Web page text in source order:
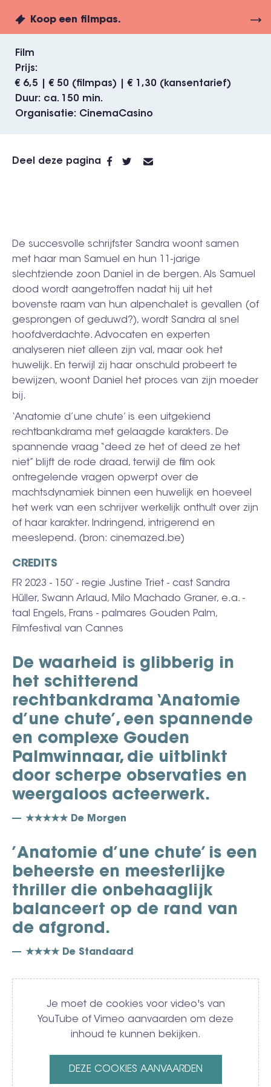
Koop een filmpas.
Film
Prijs
€ 6,5 | € 50 (filmpas) | € 1,30 (kansentarief)
Duur
ca. 150 min.
Organisatie
CinemaCasino
Deel deze pagina
De succesvolle schrijfster Sandra woont samen
met haar man Samuel en hun 11-jarige
slechtziende zoon Daniel in de bergen. Als Samuel
dood wordt aangetroffen nadat hij uit het
bovenste raam van hun alpenchalet is gevallen (of
gesprongen of geduwd?), wordt Sandra al snel
hoofdverdachte. Advocaten en experten
analyseren niet alleen zijn val, maar ook het
huwelijk. En terwijl zij haar onschuld probeert te
bewijzen, woont Daniel het proces van zijn moeder
bij.
‘Anatomie d’une chute’ is een uitgekiend
rechtbankdrama met gelaagde karakters. De
spannende vraag “deed ze het of deed ze het
niet” blijft de rode draad, terwijl de film ook
ontregelende vragen opwerpt over de
machtsdynamiek binnen een huwelijk en hoeveel
het werk van een schrijver werkelijk onthult over zijn
of haar karakter. Indringend, intrigerend en
meeslepend. (bron: cinemazed.be)
CREDITS
FR 2023 - 150’ - regie Justine Triet - cast Sandra
Hüller, Swann Arlaud, Milo Machado Graner, e.a. -
taal Engels, Frans - palmares Gouden Palm,
Filmfestival van Cannes
De waarheid is glibberig in
het schitterend
rechtbankdrama ‘Anatomie
d’une chute’, een spannende
en complexe Gouden
Palmwinnaar, die uitblinkt
door scherpe observaties en
weergaloos acteerwerk.
★★★★★ De Morgen
’Anatomie d’une chute’ is een
beheerste en meesterlijke
thriller die onbehaaglijk
balanceert op de rand van
de afgrond.
★★★★ De Standaard
Video
Je moet de cookies voor video's van
YouTube of Vimeo aanvaarden om deze
inhoud te kunnen bekijken.
DEZE COOKIES AANVAARDEN